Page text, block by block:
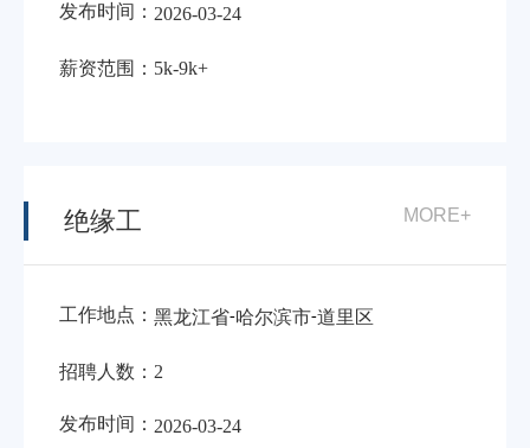
发布时间： 2026-03-24
薪资范围： 5k-9k+
绝缘工 MORE+
工作地点： 黑龙江省-哈尔滨市-道里区
招聘人数： 2
发布时间： 2026-03-24